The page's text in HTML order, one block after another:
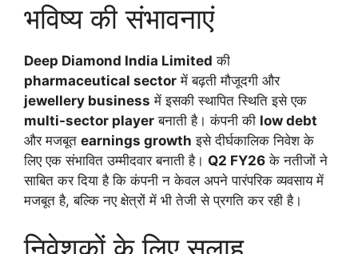
भविष्य की संभावनाएं
Deep Diamond India Limited की
pharmaceutical sector में बढ़ती मौजूदगी और
jewellery business में इसकी स्थापित स्थिति इसे एक
multi-sector player बनाती है। कंपनी की low debt
और मजबूत earnings growth इसे दीर्घकालिक निवेश के
लिए एक संभावित उम्मीदवार बनाती है। Q2 FY26 के नतीजों ने
साबित कर दिया है कि कंपनी न केवल अपने पारंपरिक व्यवसाय में
मजबूत है, बल्कि नए क्षेत्रों में भी तेजी से प्रगति कर रही है।